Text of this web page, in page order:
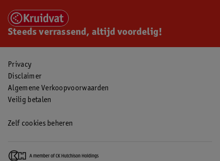
Steeds verrassend, altijd voordelig!
Privacy
Disclaimer
Algemene Verkoopvoorwaarden
Veilig betalen
Zelf cookies beheren